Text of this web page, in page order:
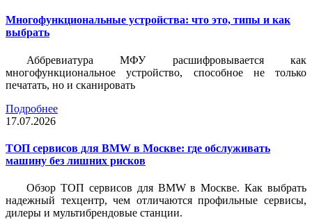
Многофункциональные устройства: что это, типы и как
выбрать
Аббревиатура МФУ расшифровывается как
многофункциональное устройство, способное не только
печатать, но и сканировать
Подробнее
17.07.2026
ТОП сервисов для BMW в Москве: где обслуживать
машину без лишних рисков
Обзор ТОП сервисов для BMW в Москве. Как выбрать
надежный техцентр, чем отличаются профильные сервисы,
дилеры и мультибрендовые станции.